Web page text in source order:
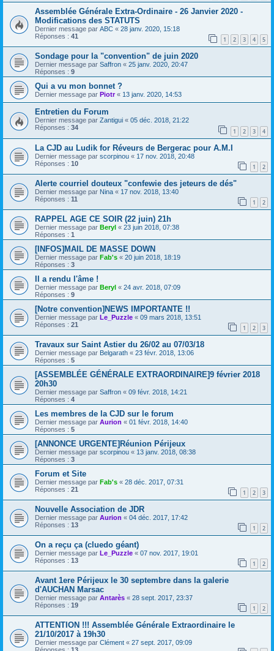
Assemblée Générale Extra-Ordinaire - 26 Janvier 2020 -
Modifications des STATUTS
Dernier message par ABC « 28 janv. 2020, 15:18
Réponses : 41 1 2 3 4 5
Sondage pour la "convention" de juin 2020
Dernier message par Saffron « 25 janv. 2020, 20:47
Réponses : 9
Qui a vu mon bonnet ?
Dernier message par Piotr« 13 janv. 2020, 14:53
Entretien du Forum
Dernier message par Zantigui « 05 déc. 2018, 21:22
Réponses : 34 1 2 3 4
La CJD au Ludik for Réveurs de Bergerac pour A.M.I
Dernier message par scorpinou « 17 nov. 2018, 20:48
Réponses : 10 1 2
Alerte courriel douteux "confewie des jeteurs de dés"
Dernier message par Nina « 17 nov. 2018, 13:40
Réponses : 11 1 2
RAPPEL AGE CE SOIR (22 juin) 21h
Dernier message par Beryl « 23 juin 2018, 07:38
Réponses : 1
[INFOS]MAIL DE MASSE DOWN
Dernier message par Fab's « 20 juin 2018, 18:19
Réponses : 3
Il a rendu l'âme !
Dernier message par Beryl « 24 avr. 2018, 07:09
Réponses : 9
[Notre convention]NEWS IMPORTANTE !!
Dernier message par Le_Puzzle « 09 mars 2018, 13:51
Réponses : 21 1 2 3
Travaux sur Saint Astier du 26/02 au 07/03/18
Dernier message par Belgarath « 23 févr. 2018, 13:06
Réponses : 5
[ASSEMBLÉE GÉNÉRALE EXTRAORDINAIRE]9 février 2018
20h30
Dernier message par Saffron « 09 févr. 2018, 14:21
Réponses : 4
Les membres de la CJD sur le forum
Dernier message par Aurion « 01 févr. 2018, 14:40
Réponses : 5
[ANNONCE URGENTE]Réunion Périjeux
Dernier message par scorpinou « 13 janv. 2018, 08:38
Réponses : 3
Forum et Site
Dernier message par Fab's « 28 déc. 2017, 07:31
Réponses : 21 1 2 3
Nouvelle Association de JDR
Dernier message par Aurion « 04 déc. 2017, 17:42
Réponses : 13 1 2
On a reçu ça (cluedo géant)
Dernier message par Le_Puzzle « 07 nov. 2017, 19:01
Réponses : 13 1 2
Avant 1ere Périjeux le 30 septembre dans la galerie
d'AUCHAN Marsac
Dernier message par Antarès « 28 sept. 2017, 23:37
Réponses : 19 1 2
ATTENTION !!! Assemblée Générale Extraordinaire le
21/10/2017 à 19h30
Dernier message par Clément « 27 sept. 2017, 09:09